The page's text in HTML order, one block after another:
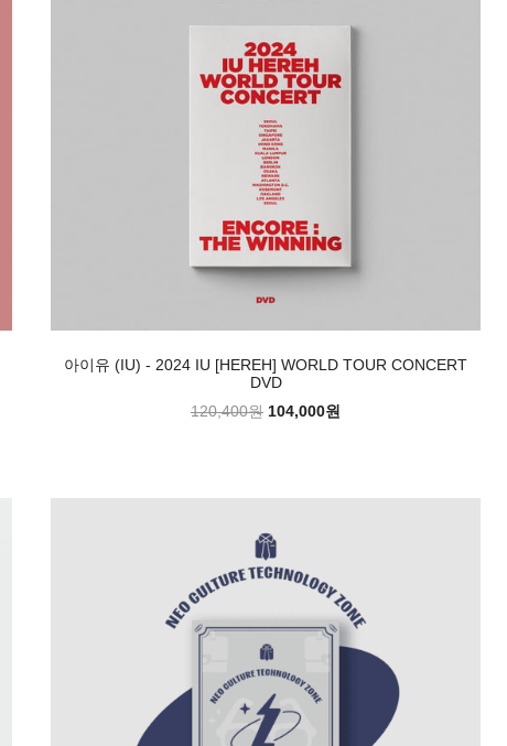
아이유 (IU) - 2024 IU [HEREH] WORLD TOUR CONCERT
DVD
120,400원 104,000원